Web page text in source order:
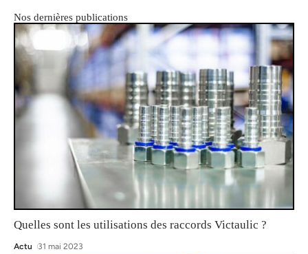
Nos dernières publications
Quelles sont les utilisations des raccords Victaulic ?
Actu 31 mai 2023